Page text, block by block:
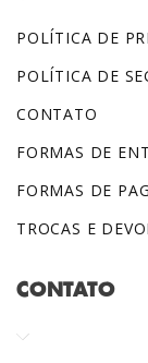
POLÍTICA DE
POLÍTICA DE
CONTATO
FORMAS DE
FORMAS DE
TROCAS E
CONTATO